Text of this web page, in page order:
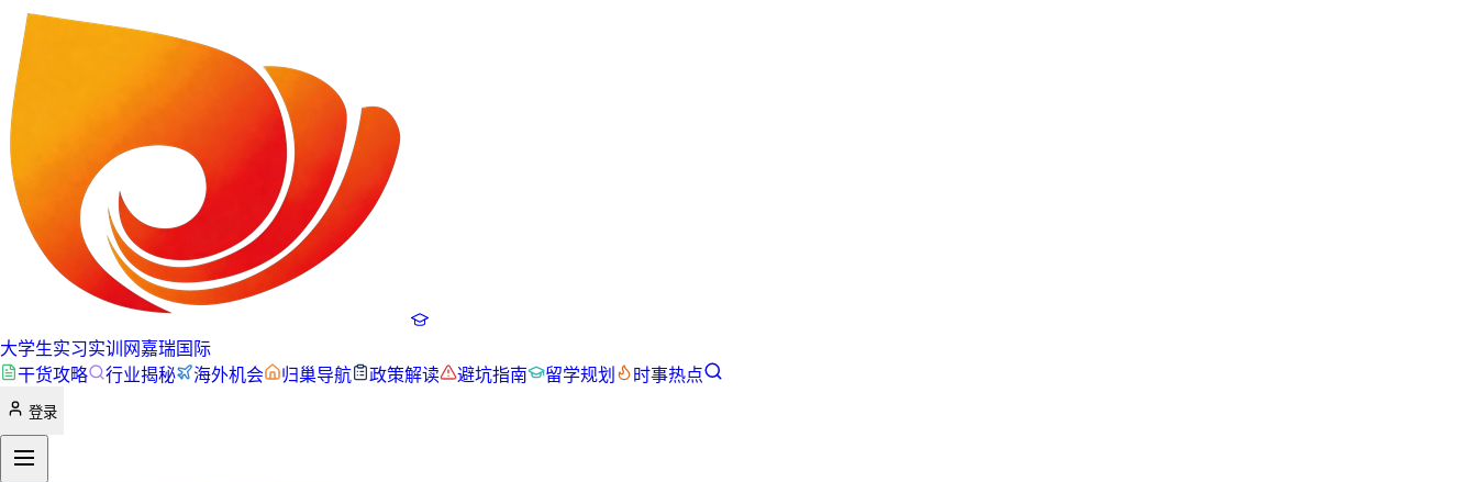
大学生实习实训网嘉瑞国际
干货攻略
行业揭秘 海外机会 归巢导航 政策解读 避坑指南 留学规划 时事热点
登录